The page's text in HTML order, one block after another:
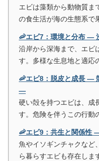
エビは藻類から動物質ま
の食生活が海の生態系で
🦐エビ7：環境と分布 ―
沿岸から深海まで、エビ
す。多様な生息地と適応
🦐エビ8：脱皮と成長 ―
―
硬い殻を持つエビは、成
す。危険を伴うこの行動
🦐エビ9：共生と関係性
魚やイソギンチャクなど
ら暮らすエビも存在しま